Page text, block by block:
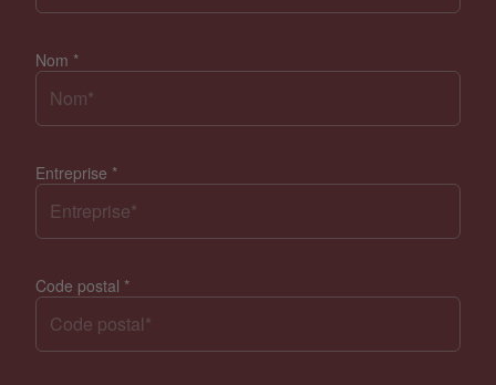
Nom *
Entreprise *
Code postal *